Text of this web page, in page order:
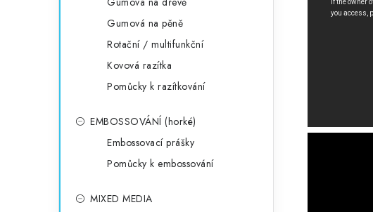
Gumová na pěně
Rotační / multifunkční
Kovová razítka
Pomůcky k razítkování
EMBOSSOVÁNÍ (horké)
Embossovací prášky
Pomůcky k embossování
MIXED MEDIA